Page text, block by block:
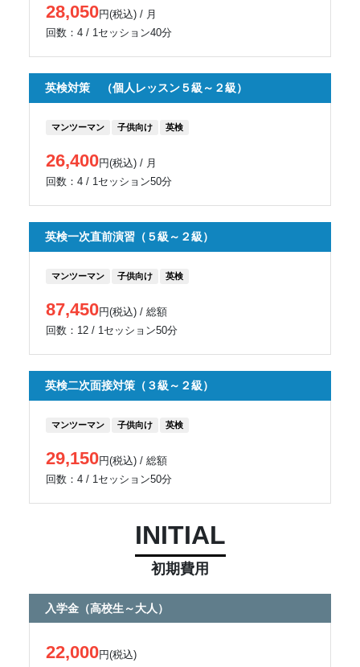
28,050円(税込) / 月
回数：4 / 1セッション40分
英検対策 （個人レッスン５級～２級）
マンツーマン 子供向け 英検
26,400円(税込) / 月
回数：4 / 1セッション50分
英検一次直前演習（５級～２級）
マンツーマン 子供向け 英検
87,450円(税込) / 総額
回数：12 / 1セッション50分
英検二次面接対策（３級～２級）
マンツーマン 子供向け 英検
29,150円(税込) / 総額
回数：4 / 1セッション50分
INITIAL
初期費用
入学金（高校生～大人）
22,000円(税込)